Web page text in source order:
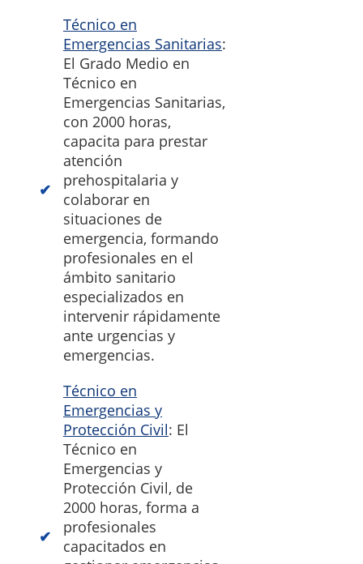
Técnico en
Emergencias Sanitarias:
El Grado Medio en
Técnico en
Emergencias Sanitarias,
con 2000 horas,
capacita para prestar
atención
prehospitalaria y
colaborar en
situaciones de
emergencia, formando
profesionales en el
ámbito sanitario
especializados en
intervenir rápidamente
ante urgencias y
emergencias.
Técnico en
Emergencias y
Protección Civil: El
Técnico en
Emergencias y
Protección Civil, de
2000 horas, forma a
profesionales
capacitados en